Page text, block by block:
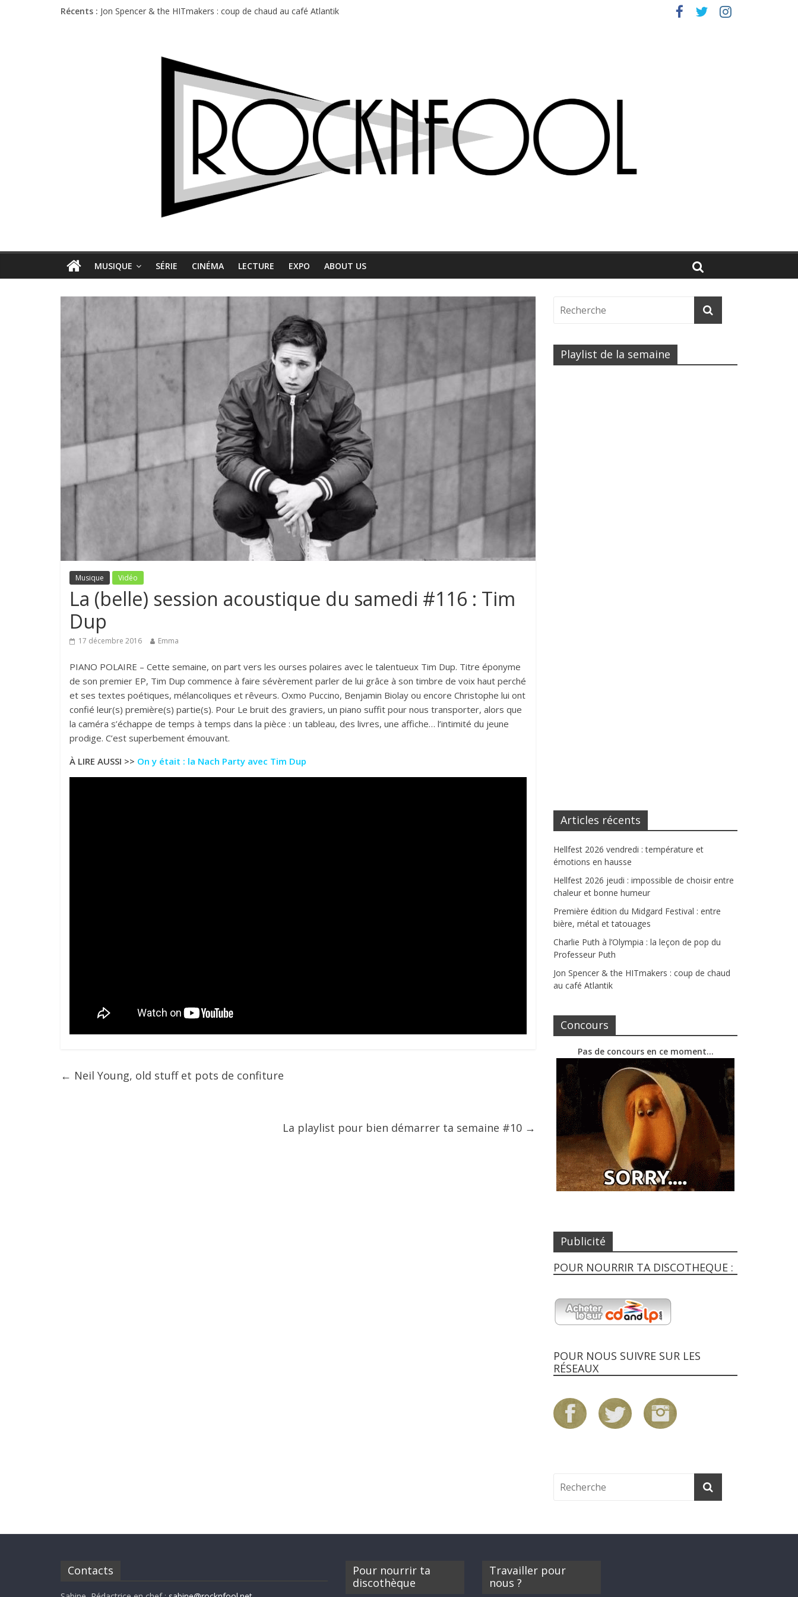
Récents : Jon Spencer & the HITmakers : coup de chaud au café Atlantik
Charlie Puth à l’Olympia : la leçon de pop du Professeur Puth
MUSIQUE SÉRIE CINÉMA LECTURE EXPO ABOUT US
Musique Vidéo
La (belle) session acoustique du samedi #116 : Tim
Dup
17 décembre 2016 Emma
PIANO POLAIRE – Cette semaine, on part vers les ourses polaires avec le talentueux Tim Dup. Titre éponyme
de son premier EP, Tim Dup commence à faire sévèrement parler de lui grâce à son timbre de voix haut perché
et ses textes poétiques, mélancoliques et rêveurs. Oxmo Puccino, Benjamin Biolay ou encore Christophe lui ont
confié leur(s) première(s) partie(s). Pour Le bruit des graviers, un piano suffit pour nous transporter, alors que
la caméra s’échappe de temps à temps dans la pièce : un tableau, des livres, une affiche… l’intimité du jeune
prodige. C’est superbement émouvant.
À LIRE AUSSI >> On y était : la Nach Party avec Tim Dup
← Neil Young, old stuff et pots de confiture
La playlist pour bien démarrer ta semaine #10 →
Playlist de la semaine
Articles récents
Hellfest 2026 vendredi : température et
émotions en hausse
Hellfest 2026 jeudi : impossible de choisir entre
chaleur et bonne humeur
Première édition du Midgard Festival : entre
bière, métal et tatouages
Charlie Puth à l’Olympia : la leçon de pop du
Professeur Puth
Jon Spencer & the HITmakers : coup de chaud
au café Atlantik
Concours
Pas de concours en ce moment…
Publicité
POUR NOURRIR TA DISCOTHEQUE :
POUR NOUS SUIVRE SUR LES
RÉSEAUX
Contacts
Pour nourrir ta
discothèque
Travailler pour
nous ?